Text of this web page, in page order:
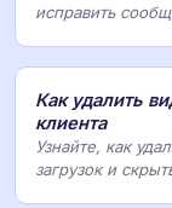
исправить
Как удалить
клиента
Узнайте, как
загрузок и